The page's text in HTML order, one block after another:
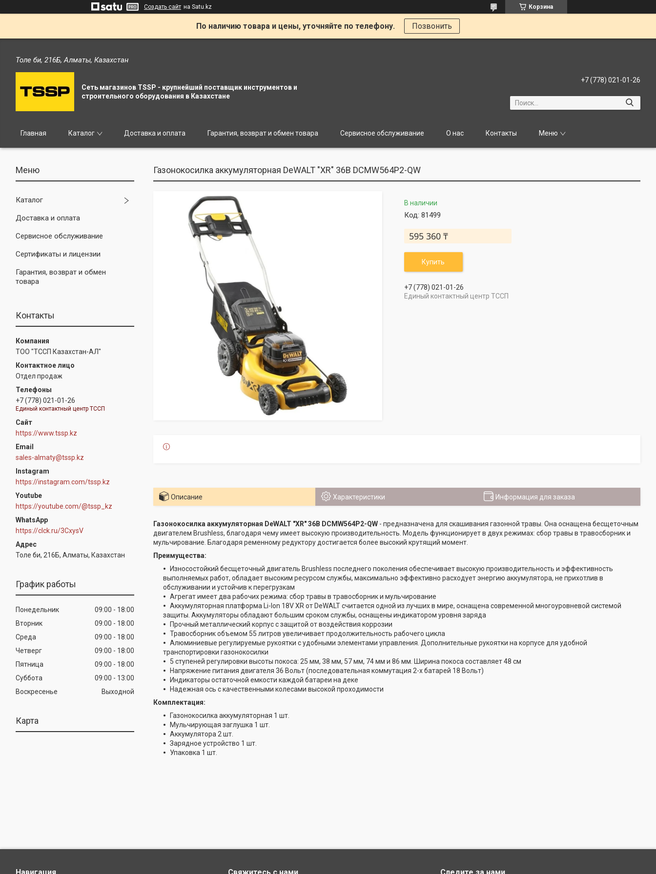
Создать сайт на Satu.kz Корзина
По наличию товара и цены, уточняйте по телефону. Позвонить
Толе би, 216Б, Алматы, Казахстан
Сеть магазинов TSSP - крупнейший поставщик инструментов и
строительного оборудования в Казахстане
+7 (778) 021-01-26
Главная Каталог Доставка и оплата Гарантия, возврат и обмен товара Сервисное обслуживание О нас Контакты Меню
Каталог
Доставка и оплата
Сервисное обслуживание
Сертификаты и лицензии
Гарантия, возврат и обмен
товара
Контакты
ТОО "ТССП Казахстан-АЛ"
Отдел продаж
+7 (778) 021-01-26
Единый контактный центр ТССП
https://www.tssp.kz
sales-almaty@tssp.kz
Instagram
https://instagram.com/tssp.kz
Youtube
https://youtube.com/@tssp_kz
WhatsApp
https://clck.ru/3CxysV
Толе би, 216Б, Алматы, Казахстан
График работы
Понедельник 09:00
18:00
Вторник
09:00
18:00
Среда
09:00
18:00
Четверг
09:00
18:00
Пятница
09:00
18:00
Суббота
09:00
13:00
Воскресенье
Выходной
Карта
Газонокосилка аккумуляторная DeWALT "XR" 36В DCMW564P2-QW
В наличии
Код: 81499
595 360 ₸
Купить
+7 (778) 021-01-26
Единый контактный центр ТССП
Описание Характеристики Информация для заказа
Газонокосилка аккумуляторная DeWALT "XR" 36В DCMW564P2-QW- предназначена для скашивания газонной травы. Она оснащена бесщеточным
двигателем Brushless, благодаря чему имеет высокую производительность. Модель функционирует в двух режимах: сбор травы в травосборник и
мульчирование. Благодаря ременному редуктору достигается более высокий крутящий момент.
Преимущества:
Износостойкий бесщеточный двигатель Brushless последнего поколения обеспечивает высокую производительность и эффективность
выполняемых работ, обладает высоким ресурсом службы, максимально эффективно расходует энергию аккумулятора, не прихотлив в
обслуживании и устойчив к перегрузкам
Агрегат имеет два рабочих режима: сбор травы в травосборник и мульчирование
Аккумуляторная платформа Li-Ion 18V XR от DeWALT считается одной из лучших в мире, оснащена современной многоуровневой системой
защиты. Аккумуляторы обладают большим сроком службы, оснащены индикатором уровня заряда
Прочный металлический корпус с защитой от воздействия коррозии
Травосборник объемом 55 литров увеличивает продолжительность рабочего цикла
Алюминиевые регулируемые рукоятки с удобными элементами управления. Дополнительные рукоятки на корпусе для удобной
транспортировки газонокосилки
5 ступеней регулировки высоты покоса: 25 мм, 38 мм, 57 мм, 74 мм и 86 мм. Ширина покоса составляет 48 см
Напряжение питания двигателя 36 Вольт (последовательная коммутация 2-х батарей 18 Вольт)
Индикаторы остаточной емкости каждой батареи на деке
Надежная ось с качественными колесами высокой проходимости
Комплектация:
Газонокосилка аккумуляторная 1 шт.
Мульчирующая заглушка 1 шт.
Аккумулятора 2 шт.
Зарядное устройство 1 шт.
Упаковка 1 шт.